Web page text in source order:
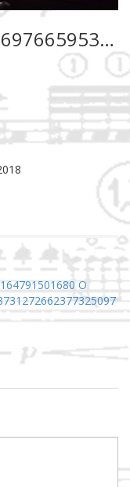
18193178 1268569766595315 2762376027610155395 O
O